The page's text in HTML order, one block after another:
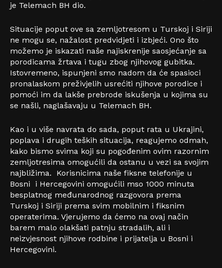
je Telemach BH dio.
Situacije poput ove sa zemljotresom u Turskoj i Siriji
ne mogu se, nažalost predvidjeti i izbjeći. Ono što
možemo je iskazati naše najiskrenije saosjećanje sa
porodicama žrtava i tugu zbog njihovog gubitka.
Istovremeno, ispunjeni smo nadom da će spasioci
pronalaskom preživjelih usrećiti njihove porodice i
pomoći im da lakše prebrode iskušenja u kojima su
se našli, naglašavaju u Telemach BH.
Kao i u više navrata do sada, poput rata u Ukrajini,
poplava i drugih teških situacija, reagujemo odmah,
kako bismo svima koji su pogođenim ovim razornim
zemljotresima omogućili da ostanu u vezi sa svojim
najbližima. Korisnicima naše fiksne telefonije u
Bosni i Hercegovini omogućili mso 1000 minuta
besplatnog međunarodnog razgovora prema
Turskoj i Siriji prema svim mobilnim i fiksnim
operaterima. Vjerujemo da ćemo na ovaj način
barem malo olakšati patnju stradalih, ali i
neizvjesnost njihove rodbine i prijatelja u Bosni i
Hercegovini.